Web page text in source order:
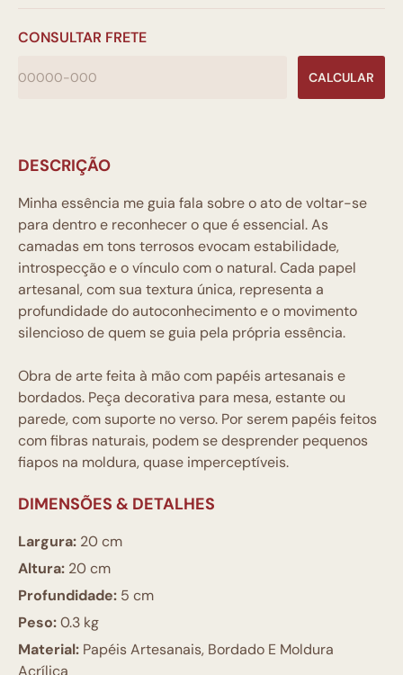
CONSULTAR FRETE
CALCULAR
DESCRIÇÃO
Minha essência me guia fala sobre o ato de voltar-se
para dentro e reconhecer o que é essencial. As
camadas em tons terrosos evocam estabilidade,
introspecção e o vínculo com o natural. Cada papel
artesanal, com sua textura única, representa a
profundidade do autoconhecimento e o movimento
silencioso de quem se guia pela própria essência.
Obra de arte feita à mão com papéis artesanais e
bordados. Peça decorativa para mesa, estante ou
parede, com suporte no verso. Por serem papéis feitos
com fibras naturais, podem se desprender pequenos
fiapos na moldura, quase imperceptíveis.
DIMENSÕES & DETALHES
Largura: 20 cm
Altura: 20 cm
Profundidade: 5 cm
Peso:0.3 kg
Material: Papéis Artesanais, Bordado E Moldura
Acrílica